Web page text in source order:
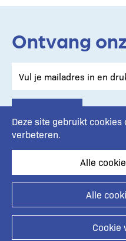
Ontvang
Footer
Privacybeleid
Deze site gebruikt cookies
verbeteren.
Cookie
Alle
Alle